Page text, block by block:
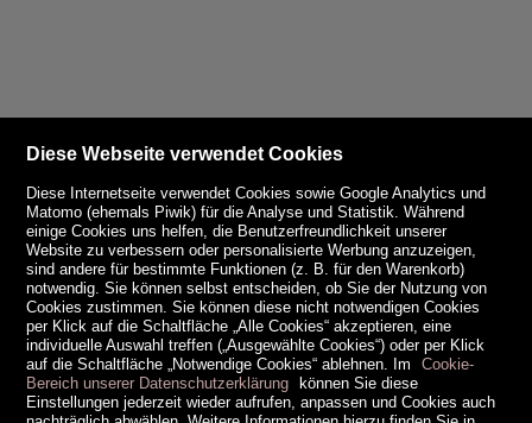
Diese Webseite verwendet Cookies
Diese Internetseite verwendet Cookies sowie Google Analytics und
Matomo (ehemals Piwik) für die Analyse und Statistik. Während
einige Cookies uns helfen, die Benutzerfreundlichkeit unserer
Website zu verbessern oder personalisierte Werbung anzuzeigen,
sind andere für bestimmte Funktionen (z. B. für den Warenkorb)
notwendig. Sie können selbst entscheiden, ob Sie der Nutzung von
Cookies zustimmen. Sie können diese nicht notwendigen Cookies
per Klick auf die Schaltfläche „Alle Cookies“ akzeptieren, eine
individuelle Auswahl treffen („Ausgewählte Cookies“) oder per Klick
auf die Schaltfläche „Notwendige Cookies“ ablehnen. Im
Cookie-
Bereich unserer Datenschutzerklärung können Sie diese
Einstellungen jederzeit wieder aufrufen, anpassen und Cookies auch